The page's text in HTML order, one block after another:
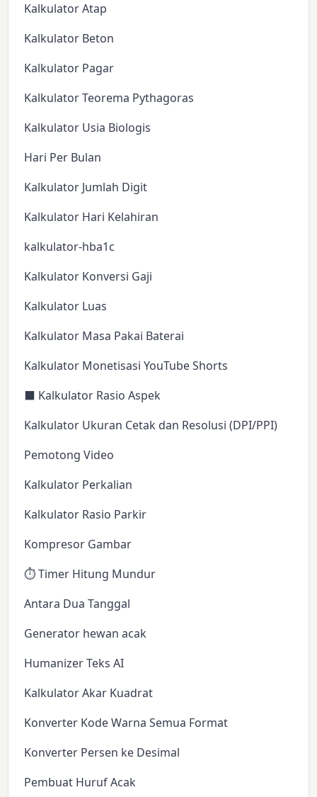
Kalkulator Atap
Kalkulator Beton
Kalkulator Pagar
Kalkulator Teorema Pythagoras
Kalkulator Usia Biologis
Hari Per Bulan
Kalkulator Jumlah Digit
Kalkulator Hari Kelahiran
kalkulator-hba1c
Kalkulator Konversi Gaji
Kalkulator Luas
Kalkulator Masa Pakai Baterai
Kalkulator Monetisasi YouTube Shorts
⬛ Kalkulator Rasio Aspek
Kalkulator Ukuran Cetak dan Resolusi (DPI/PPI)
Pemotong Video
Kalkulator Perkalian
Kalkulator Rasio Parkir
Kompresor Gambar
⏱️ Timer Hitung Mundur
Antara Dua Tanggal
Generator hewan acak
Humanizer Teks AI
Kalkulator Akar Kuadrat
Konverter Kode Warna Semua Format
Konverter Persen ke Desimal
Pembuat Huruf Acak